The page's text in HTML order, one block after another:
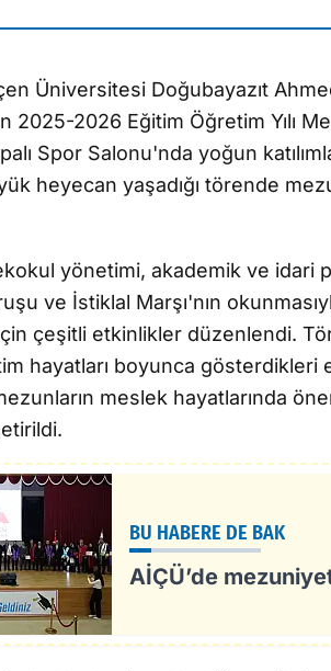
Üniversitesi Doğubayazıt
2025-2026 Eğitim Öğretim Yılı
Spor Salonu'nda yoğun
heyecan yaşadığı törende
yönetimi, akademik ve idari
ve İstiklal Marşı'nın
çeşitli etkinlikler düzenlendi.
hayatları boyunca gösterdikleri
meslek hayatlarında
BU HABERE DE BAK
AİÇÜ’de